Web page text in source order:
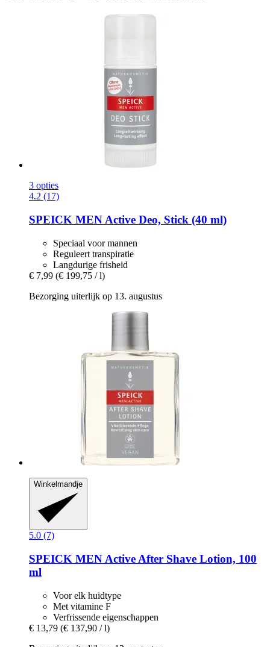
3 opties
4.2 (17)
SPEICK MEN Active Deo, Stick (40 ml)
Speciaal voor mannen
Reguleert transpiratie
Langdurige frisheid
€ 7,99 (€ 199,75 / l)
Bezorging uiterlijk op 13. augustus
Winkelmandje
5.0 (7)
SPEICK MEN Active After Shave Lotion, 100
ml
Voor elk huidtype
Met vitamine F
Verfrissende eigenschappen
€ 13,79 (€ 137,90 / l)